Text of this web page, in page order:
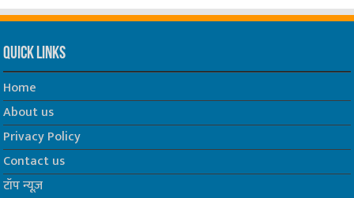
Quick Links
Home
About us
Privacy Policy
Contact us
टॉप न्यूज़